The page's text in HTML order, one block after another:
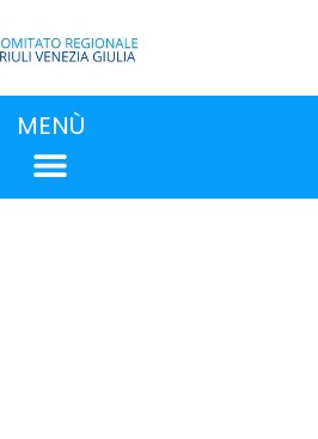
MENÙ